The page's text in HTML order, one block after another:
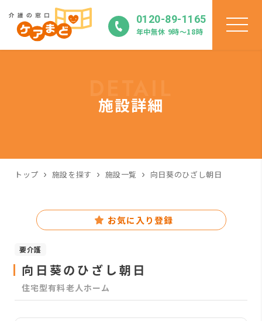
0120-89-1165
年中無休 9時〜18時
施設詳細
トップ 施設を探す 施設一覧 向日葵のひざし朝日
お気に入り登録
要介護
向日葵のひざし朝日
住宅型有料老人ホーム